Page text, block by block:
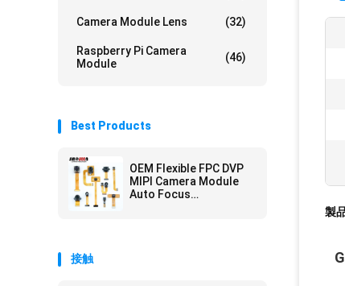
Camera Module Lens (32)
Raspberry Pi Camera
Module
(46)
Best Products
OEM Flexible FPC DVP
MIPI Camera Module
Auto Focus
接触
製